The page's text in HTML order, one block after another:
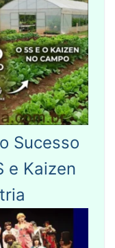
Sucesso
e Kaizen